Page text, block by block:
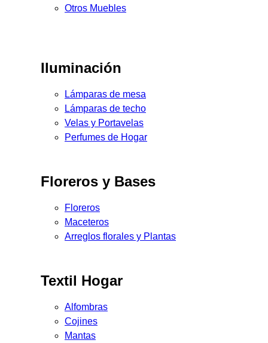
Otros Muebles
Iluminación
Lámparas de mesa
Lámparas de techo
Velas y Portavelas
Perfumes de Hogar
Floreros y Bases
Floreros
Maceteros
Arreglos florales y Plantas
Textil Hogar
Alfombras
Cojines
Mantas